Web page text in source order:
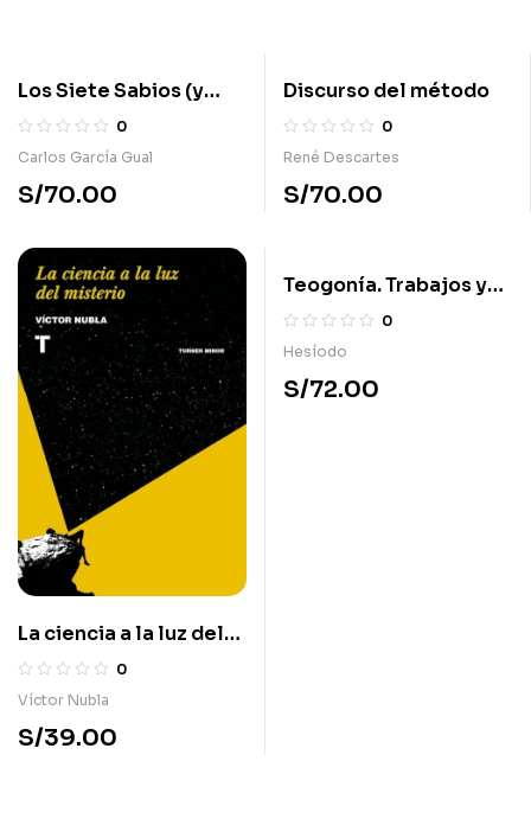
Los Siete Sabios (y
tres más) 0
Carlos García Gual
S/70.00
Discurso del método
0
René Descartes
S/70.00
La ciencia a la luz del
misterio
0
Víctor Nubla
S/39.00
Teogonía. Trabajos y
días. Escudo.
Certamen
0
Hesíodo
S/72.00